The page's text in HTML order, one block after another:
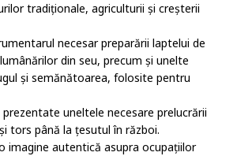
tradiționale, agriculturii și creșterii
necesar preparării laptelui de
din seu, precum și unelte
și semănătoarea, folosite pentru
uneltele necesare prelucrării
tors până la țesutul în război.
imagine autentică asupra ocupațiilor